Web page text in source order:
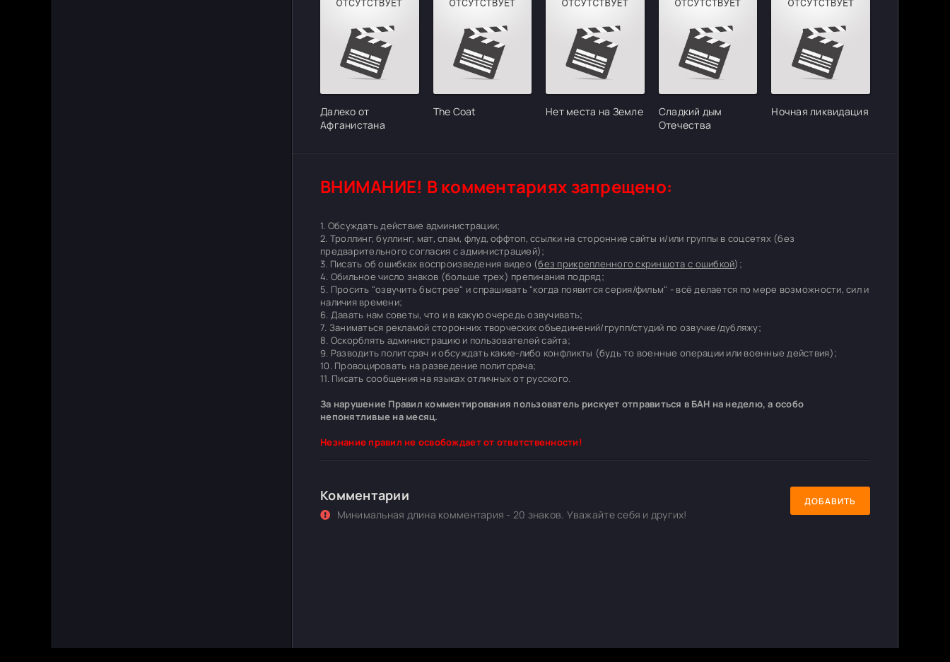
Далеко от
Афганистана
The Coat Нет места на Земле
Сладкий дым
Отечества
Ночная ликвидация
ВНИМАНИЕ! В комментариях запрещено:
1. Обсуждать действие администрации;
2. Троллинг, буллинг, мат, спам, флуд, оффтоп, ссылки на сторонние сайты и/или группы в соцсетях (без
предварительного согласия с администрацией);
3. Писать об ошибках воспроизведения видео (без прикрепленного скриншота с ошибкой);
4. Обильное число знаков (больше трех) препинания подряд;
5. Просить "озвучить быстрее" и спрашивать "когда появится серия/фильм" - всё делается по мере возможности, сил и
наличия времени;
6. Давать нам советы, что и в какую очередь озвучивать;
7. Заниматься рекламой сторонних творческих объединений/групп/студий по озвучке/дубляжу;
8. Оскорблять администрацию и пользователей сайта;
9. Разводить политсрач и обсуждать какие-либо конфликты (будь то военные операции или военные действия);
10. Провоцировать на разведение политсрача;
11. Писать сообщения на языках отличных от русского.
За нарушение Правил комментирования пользователь рискует отправиться в БАН на неделю, а особо
непонятливые на месяц.
Незнание правил не освобождает от ответственности!
Комментарии
Минимальная длина комментария - 20 знаков. Уважайте себя и других!
ДОБАВИТЬ